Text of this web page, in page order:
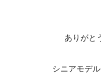
ありがと
シニアモデ